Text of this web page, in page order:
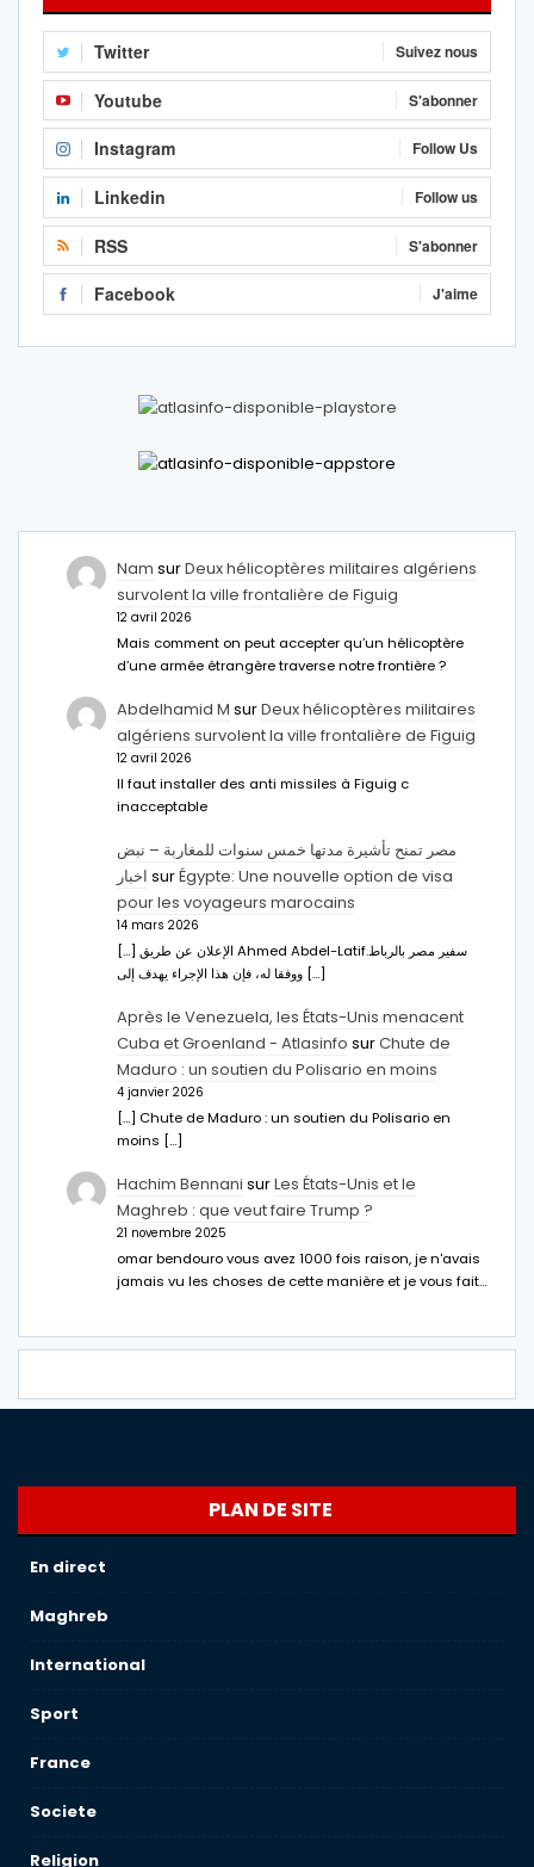
Twitter Suivez nous
Youtube S'abonner
Instagram Follow Us
Linkedin Follow us
RSS S'abonner
Facebook J'aime
Nam surDeux hélicoptères militaires algériens
survolent la ville frontalière de Figuig
12 avril 2026
Mais comment on peut accepter qu’un hélicoptère
d’une armée étrangère traverse notre frontière ?
Abdelhamid M surDeux hélicoptères militaires
algériens survolent la ville frontalière de Figuig
12 avril 2026
Il faut installer des anti missiles à Figuig c
inacceptable
مصر تمنح تأشيرة مدتها خمس سنوات للمغاربة – نبض
اخبار surÉgypte: Une nouvelle option de visa
pour les voyageurs marocains
14 mars 2026
[…] الإعلان عن طريق Ahmed Abdel-Latifسفير مصر بالرباط.
ووفقا له، فإن هذا الإجراء يهدف إلى […]
Après le Venezuela, les États-Unis menacent
Cuba et Groenland - Atlasinfo surChute de
Maduro : un soutien du Polisario en moins
4 janvier 2026
[…] Chute de Maduro : un soutien du Polisario en
moins […]
Hachim Bennani surLes États-Unis et le
Maghreb : que veut faire Trump ?
21 novembre 2025
omar bendouro vous avez 1000 fois raison, je n'avais
jamais vu les choses de cette manière et je vous fait…
PLAN DE SITE
En direct
Maghreb
International
Sport
France
Societe
Religion